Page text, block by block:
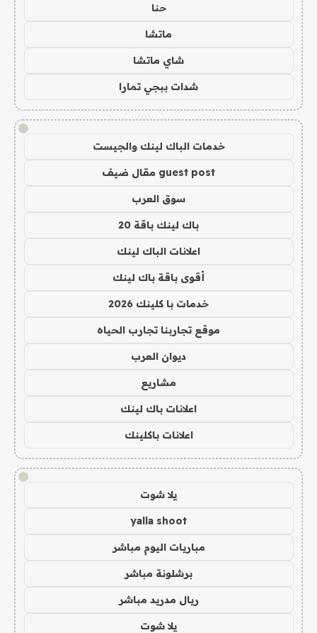
حنا
ماتشا
شاي ماتشا
شدات ببجي تمارا
!
خدمات الباك لينك والجيست
guest post مقال ضيف
سوق العرب
باك لينك باقة 20
اعلانات الباك لينك
أقوى باقة باك لينك
خدمات با كلينك 2026
موقع تجاربنا تجارب الحياه
ديوان العرب
مشاريع
اعلانات باك لينك
اعلانات باكلينك
!
يلا شوت
yalla shoot
مباريات اليوم مباشر
برشلونة مباشر
ريال مدريد مباشر
يلا شوت